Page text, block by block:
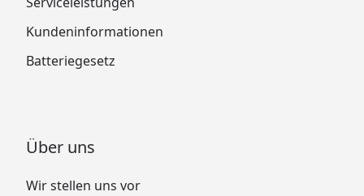
Kundeninformationen
Batteriegesetz
Über uns
Wir stellen uns vor